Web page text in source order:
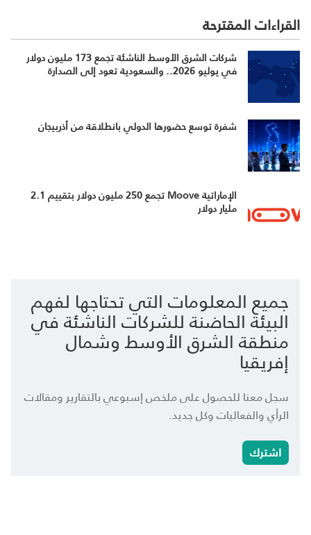
القراءات المقترحة
شركات الشرق الأوسط الناشئة تجمع 173 مليون دولار
في يوليو 2026.. والسعودية تعود إلى الصدارة
شفرة توسع حضورها الدولي بانطلاقة من أذربيجان
الإماراتية Moove تجمع 250 مليون دولار بتقييم 2.1
مليار دولار
جميع المعلومات التي تحتاجها لفهم
البيئة الحاضنة للشركات الناشئة في
منطقة الشرق الأوسط وشمال
إفريقيا
سجل معنا للحصول على ملخص إسبوعي بالتقارير ومقالات
الرأي والفعاليات وكل جديد.
اشترك